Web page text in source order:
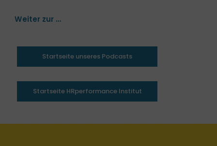
Weiter zur …
Startseite unseres Podcasts
Startseite HRperformance Institut